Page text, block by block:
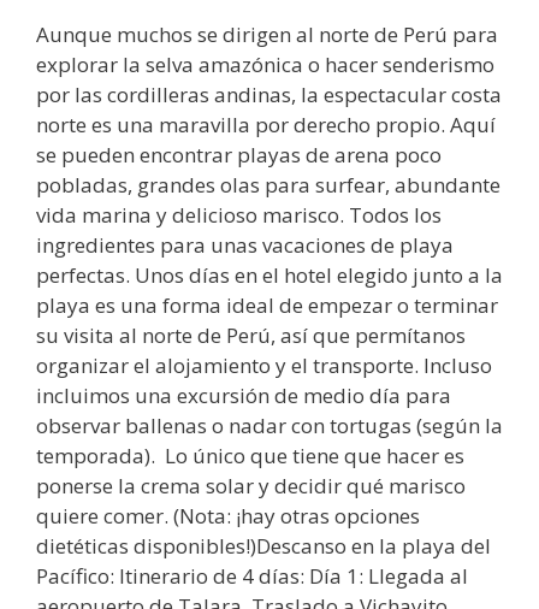
Aunque muchos se dirigen al norte de Perú para
explorar la selva amazónica o hacer senderismo
por las cordilleras andinas, la espectacular costa
norte es una maravilla por derecho propio. Aquí
se pueden encontrar playas de arena poco
pobladas, grandes olas para surfear, abundante
vida marina y delicioso marisco. Todos los
ingredientes para unas vacaciones de playa
perfectas. Unos días en el hotel elegido junto a la
playa es una forma ideal de empezar o terminar
su visita al norte de Perú, así que permítanos
organizar el alojamiento y el transporte. Incluso
incluimos una excursión de medio día para
observar ballenas o nadar con tortugas (según la
temporada). Lo único que tiene que hacer es
ponerse la crema solar y decidir qué marisco
quiere comer. (Nota: ¡hay otras opciones
dietéticas disponibles!)Descanso en la playa del
Pacífico: Itinerario de 4 días: Día 1: Llegada al